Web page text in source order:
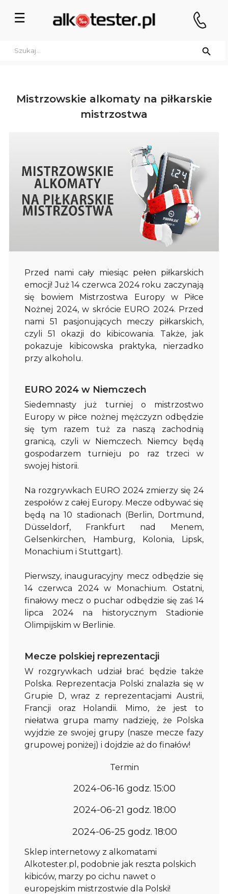
Przełącz
nawigację
☰

Mistrzowskie alkomaty na piłkarskie
mistrzostwa
Przed nami cały miesiąc pełen piłkarskich
emocji! Już 14 czerwca 2024 roku zaczynają
się bowiem Mistrzostwa Europy w Piłce
Nożnej 2024, w skrócie EURO 2024. Przed
nami 51 pasjonujących meczy piłkarskich,
czyli 51 okazji do kibicowania. Także, jak
pokazuje kibicowska praktyka, nierzadko
przy alkoholu.
EURO 2024 w Niemczech
Siedemnasty już turniej o mistrzostwo
Europy w piłce nożnej mężczyzn odbędzie
się tym razem tuż za naszą zachodnią
granicą, czyli w Niemczech. Niemcy będą
gospodarzem turnieju po raz trzeci w
swojej historii.
Na rozgrywkach EURO 2024 zmierzy się 24
zespołów z całej Europy. Mecze odbywać się
będą na 10 stadionach (Berlin, Dortmund,
Düsseldorf, Frankfurt nad Menem,
Gelsenkirchen, Hamburg, Kolonia, Lipsk,
Monachium i Stuttgart).
Pierwszy, inauguracyjny mecz odbędzie się
14 czerwca 2024 w Monachium. Ostatni,
finałowy mecz o puchar odbędzie się zaś 14
lipca 2024 na historycznym Stadionie
Olimpijskim w Berlinie.
Mecze polskiej reprezentacji
W rozgrywkach udział brać będzie także
Polska. Reprezentacja Polski znalazła się w
Grupie D, wraz z reprezentacjami Austrii,
Francji oraz Holandii. Mimo, że jest to
niełatwa grupa mamy nadzieję, że Polska
wyjdzie ze swojej grupy (nasze mecze fazy
grupowej poniżej) i dojdzie aż do finałów!
Termin
2024-06-16 godz. 15:00
2024-06-21 godz. 18:00
2024-06-25 godz. 18:00
Sklep internetowy z alkomatami
Alkotester.pl, podobnie jak reszta polskich
kibiców, marzy po cichu nawet o
europejskim mistrzostwie dla Polski!